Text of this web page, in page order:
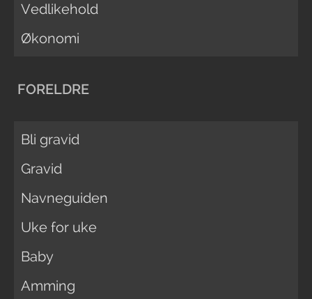
Vedlikehold
Økonomi
FORELDRE
Bli gravid
Gravid
Navneguiden
Uke for uke
Baby
Amming